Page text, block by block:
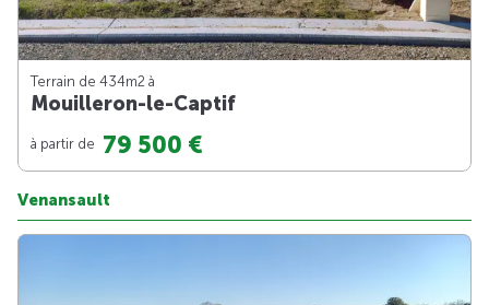
Terrain de 434m2 à
Mouilleron-le-Captif
à partir de 79 500 €
Venansault